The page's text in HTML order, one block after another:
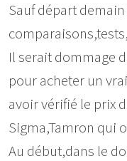
Sauf départ
Il serait dommage
pour acheter un
avoir vérifié le prix
Sigma,Tamron qui
Au début,dans le